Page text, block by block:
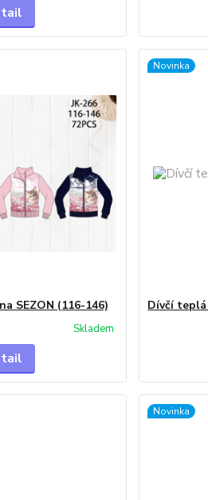
SEZON (116-146)
Skladem
Novinka
Dívčí teplá
Novinka